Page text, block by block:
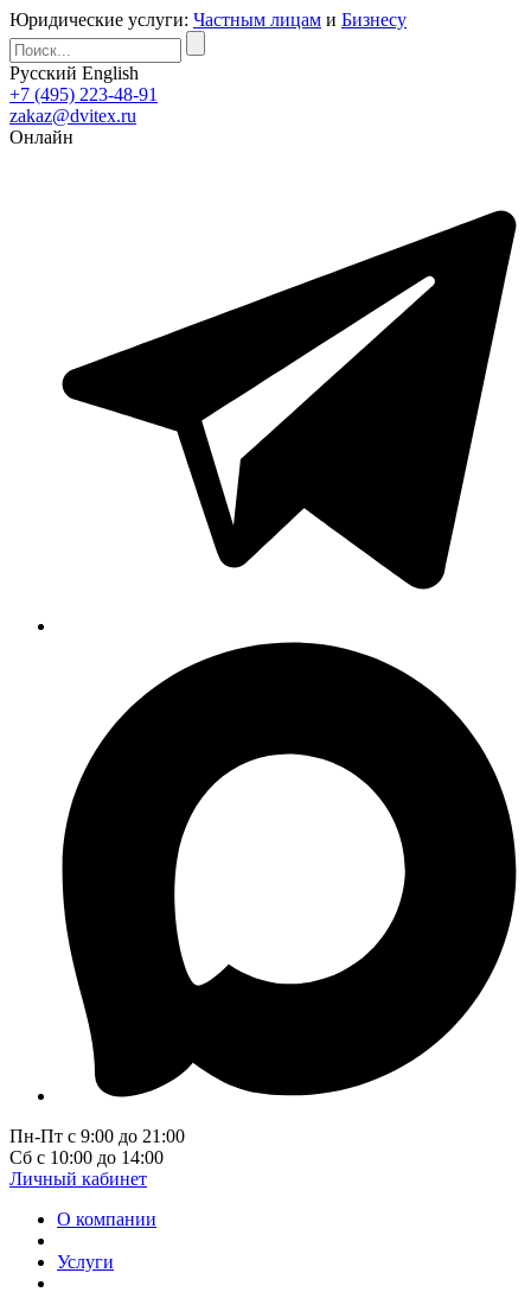
Юридические услуги: Частным лицам и Бизнесу
Русский English
+7 (495) 223-48-91
zakaz@dvitex.ru
Онлайн
Пн-Пт с 9:00 до 21:00
Сб с 10:00 до 14:00
Личный кабинет
О компании
Услуги